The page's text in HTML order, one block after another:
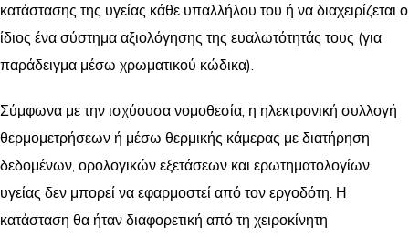
κατάστασης της υγείας κάθε υπαλλήλου του ή να διαχειρίζεται ο
ίδιος ένα σύστημα αξιολόγησης της ευαλωτότητάς τους (για
παράδειγμα μέσω χρωματικού κώδικα).
Σύμφωνα με την ισχύουσα νομοθεσία, η ηλεκτρονική συλλογή
θερμομετρήσεων ή μέσω θερμικής κάμερας με διατήρηση
δεδομένων, ορολογικών εξετάσεων και ερωτηματολογίων
υγείας δεν μπορεί να εφαρμοστεί από τον εργοδότη. Η
κατάσταση θα ήταν διαφορετική από τη χειροκίνητη